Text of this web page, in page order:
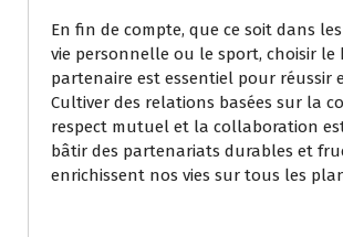
En fin de compte, que ce soit dans
vie personnelle ou le sport, choisir le
partenaire est essentiel pour réussir
Cultiver des relations basées sur la
respect mutuel et la collaboration
bâtir des partenariats durables et
enrichissent nos vies sur tous les